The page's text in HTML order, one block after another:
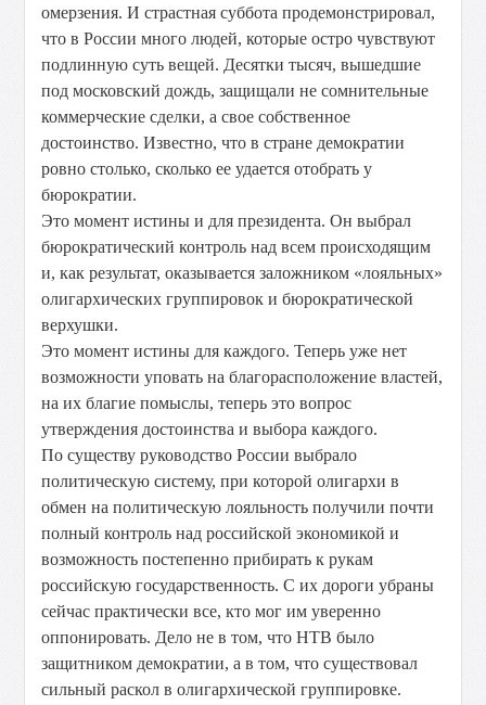
омерзения. И страстная суббота продемонстрировал,
что в России много людей, которые остро чувствуют
подлинную суть вещей. Десятки тысяч, вышедшие
под московский дождь, защищали не сомнительные
коммерческие сделки, а свое собственное
достоинство. Известно, что в стране демократии
ровно столько, сколько ее удается отобрать у
бюрократии.
Это момент истины и для президента. Он выбрал
бюрократический контроль над всем происходящим
и, как результат, оказывается заложником «лояльных»
олигархических группировок и бюрократической
верхушки.
Это момент истины для каждого. Теперь уже нет
возможности уповать на благорасположение властей,
на их благие помыслы, теперь это вопрос
утверждения достоинства и выбора каждого.
По существу руководство России выбрало
политическую систему, при которой олигархи в
обмен на политическую лояльность получили почти
полный контроль над российской экономикой и
возможность постепенно прибирать к рукам
российскую государственность. С их дороги убраны
сейчас практически все, кто мог им уверенно
оппонировать. Дело не в том, что НТВ было
защитником демократии, а в том, что существовал
сильный раскол в олигархической группировке.